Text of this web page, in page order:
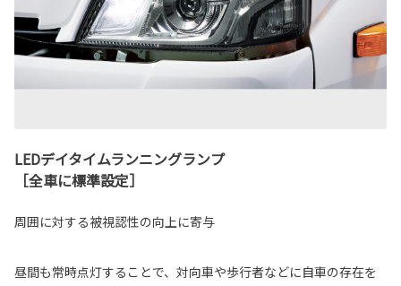
LEDデイタイムランニングランプ
［全車に標準設定］
周囲に対する被視認性の向上に寄与
昼間も常時点灯することで、対向車や歩行者などに自車の存在を